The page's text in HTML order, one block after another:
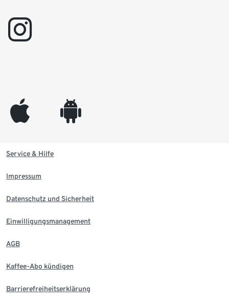
instagram
appleinc android
Service & Hilfe
Impressum
Datenschutz und Sicherheit
Einwilligungsmanagement
AGB
Kaffee-Abo kündigen
Barrierefreiheitserklärung